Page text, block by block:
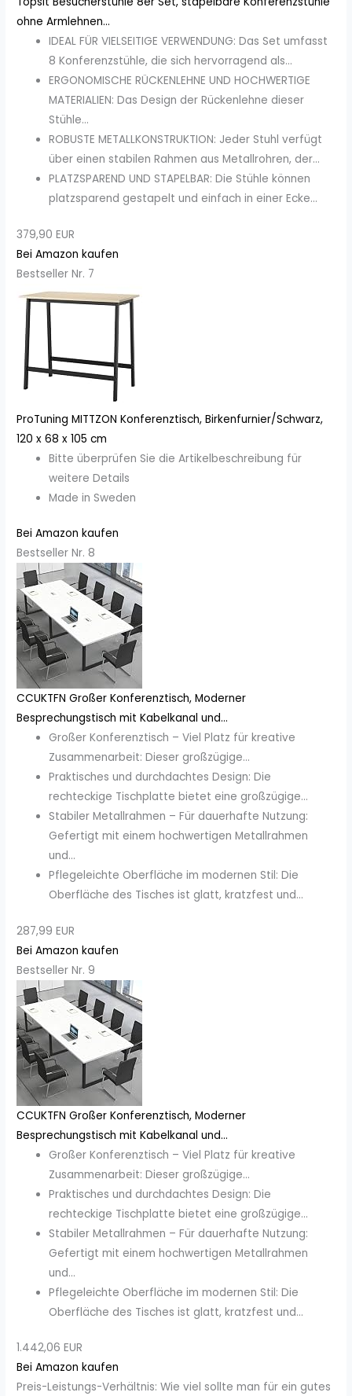
ohne Armlehnen...
IDEAL FÜR VIELSEITIGE VERWENDUNG: Das Set umfasst
8 Konferenzstühle, die sich hervorragend als...
ERGONOMISCHE RÜCKENLEHNE UND HOCHWERTIGE
MATERIALIEN: Das Design der Rückenlehne dieser
Stühle...
ROBUSTE METALLKONSTRUKTION: Jeder Stuhl verfügt
über einen stabilen Rahmen aus Metallrohren, der...
PLATZSPAREND UND STAPELBAR: Die Stühle können
platzsparend gestapelt und einfach in einer Ecke...
379,90 EUR
Bei Amazon kaufen
Bestseller Nr. 7
ProTuning MITTZON Konferenztisch, Birkenfurnier/Schwarz,
120 x 68 x 105 cm
Bitte überprüfen Sie die Artikelbeschreibung für
weitere Details
Made in Sweden
Bei Amazon kaufen
Bestseller Nr. 8
CCUKTFN Großer Konferenztisch, Moderner
Besprechungstisch mit Kabelkanal und...
Großer Konferenztisch – Viel Platz für kreative
Zusammenarbeit: Dieser großzügige...
Praktisches und durchdachtes Design: Die
rechteckige Tischplatte bietet eine großzügige...
Stabiler Metallrahmen – Für dauerhafte Nutzung:
Gefertigt mit einem hochwertigen Metallrahmen
und...
Pflegeleichte Oberfläche im modernen Stil: Die
Oberfläche des Tisches ist glatt, kratzfest und...
287,99 EUR
Bei Amazon kaufen
Bestseller Nr. 9
CCUKTFN Großer Konferenztisch, Moderner
Besprechungstisch mit Kabelkanal und...
Großer Konferenztisch – Viel Platz für kreative
Zusammenarbeit: Dieser großzügige...
Praktisches und durchdachtes Design: Die
rechteckige Tischplatte bietet eine großzügige...
Stabiler Metallrahmen – Für dauerhafte Nutzung:
Gefertigt mit einem hochwertigen Metallrahmen
und...
Pflegeleichte Oberfläche im modernen Stil: Die
Oberfläche des Tisches ist glatt, kratzfest und...
1.442,06 EUR
Bei Amazon kaufen
Preis-Leistungs-Verhältnis: Wie viel sollte man für ein gutes